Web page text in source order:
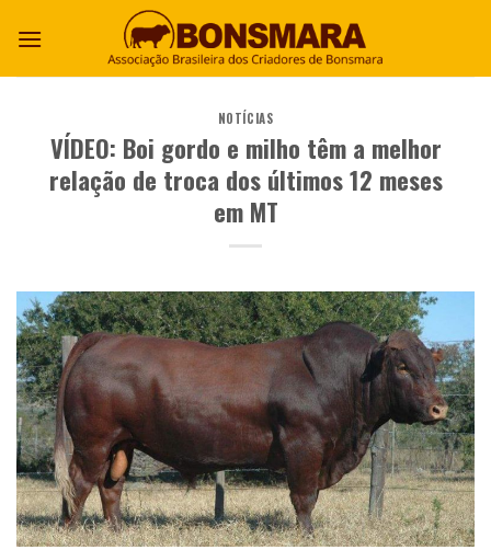
NOTÍCIAS
VÍDEO: Boi gordo e milho têm a melhor
relação de troca dos últimos 12 meses
em MT